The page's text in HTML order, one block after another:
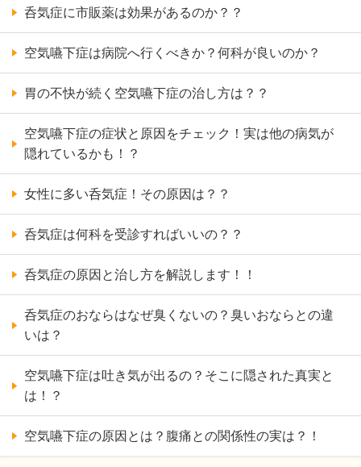
呑気症に市販薬は効果があるのか？？
空気嚥下症は病院へ行くべきか？何科が良いのか？
胃の不快が続く空気嚥下症の治し方は？？
空気嚥下症の症状と原因をチェック！実は他の病気が
隠れているかも！？
女性に多い呑気症！その原因は？？
呑気症は何科を受診すればいいの？？
呑気症の原因と治し方を解説します！！
呑気症のおならはなぜ臭くないの？臭いおならとの違
いは？
空気嚥下症は吐き気が出るの？そこに隠された真実と
は！？
空気嚥下症の原因とは？腹痛との関係性の実は？！